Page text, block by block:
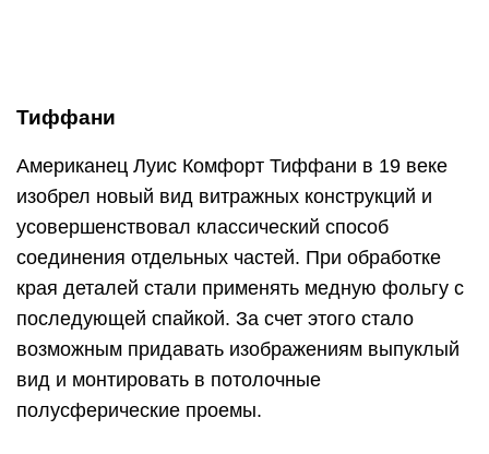
Тиффани
Американец Луис Комфорт Тиффани в 19 веке
изобрел новый вид витражных конструкций и
усовершенствовал классический способ
соединения отдельных частей. При обработке
края деталей стали применять медную фольгу с
последующей спайкой. За счет этого стало
возможным придавать изображениям выпуклый
вид и монтировать в потолочные
полусферические проемы.